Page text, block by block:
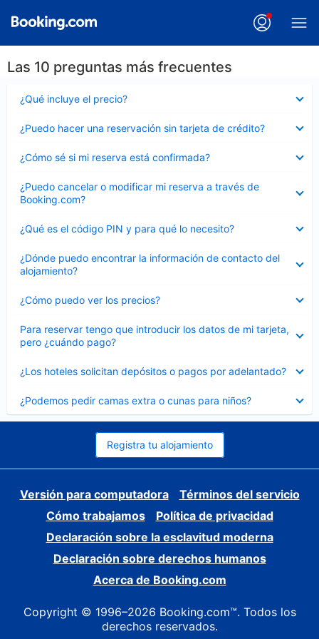
Las 10 preguntas más frecuentes
¿Qué incluye el precio?
cerrado
¿Puedo hacer una reservación sin tarjeta de crédito?
cerrado
¿Cómo sé si mi reserva está confirmada?
cerrado
¿Puedo cancelar o modificar mi reserva a través de
Booking.com?
cerrado
¿Qué es el código PIN y para qué lo necesito?
cerrado
¿Dónde puedo encontrar la información de contacto del
alojamiento?
cerrado
¿Cómo puedo ver los precios?
cerrado
Para reservar tengo que introducir los datos de mi tarjeta,
pero ¿cuándo pago?
cerrado
¿Los hoteles solicitan depósitos o pagos por adelantado?
cerrado
¿Podemos pedir camas extra o cunas para niños?
cerrado
Registra tu alojamiento
Versión para computadora
Términos del servicio
Cómo trabajamos
Política de privacidad
Declaración sobre la esclavitud moderna
Declaración sobre derechos humanos
Acerca de Booking.com
Copyright © 1996–2026 Booking.com™. Todos los
derechos reservados.